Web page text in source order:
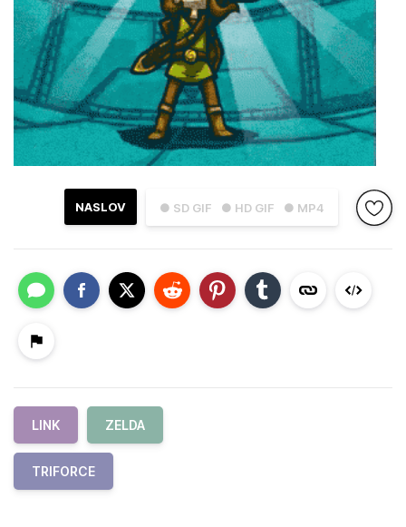
● SD GIF ● HD GIF ● MP4
NASLOV
LINK ZELDA
TRIFORCE